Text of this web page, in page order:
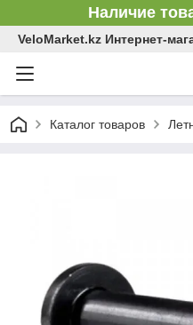
Наличие
VeloMarket.kz Интернет-
Каталог товаров